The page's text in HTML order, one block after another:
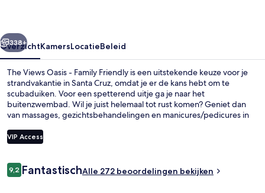
Een buitenzwembad, parasols voor
Volgende
338+
OverzichtKamersLocatieBeleid
The Views Oasis - Family Friendly is een uitstekende keuze voor je
strandvakantie in Santa Cruz, omdat je er de kans hebt om te
scubaduiken. Voor een spetterend uitje ga je naar het
buitenzwembad. Wil je juist helemaal tot rust komen? Geniet dan
van massages, gezichtsbehandelingen en manicures/pedicures in
voor ontbijt, lunch en diner. Tot de hoogtepunten behoren ook 2
bars/lounges, een bar aan het zwembad en een fitnesscentrum.
personeel.
VIP Access
Beoordelingen
9,29,2 op 10 –
FantastischAlle 272 beoordelingen bekijken